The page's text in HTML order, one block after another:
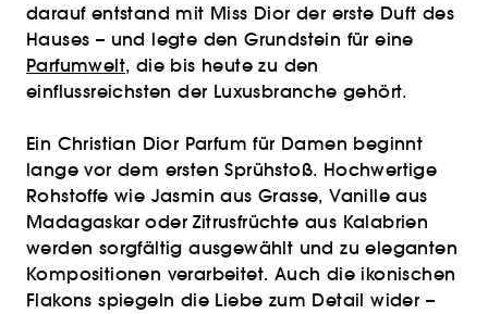
darauf entstand mit Miss Dior der erste Duft des
Hauses – und legte den Grundstein für eine
Parfumwelt, die bis heute zu den
einflussreichsten der Luxusbranche gehört.
Ein Christian Dior Parfum für Damen beginnt
lange vor dem ersten Sprühstoß. Hochwertige
Rohstoffe wie Jasmin aus Grasse, Vanille aus
Madagaskar oder Zitrusfrüchte aus Kalabrien
werden sorgfältig ausgewählt und zu eleganten
Kompositionen verarbeitet. Auch die ikonischen
Flakons spiegeln die Liebe zum Detail wider –